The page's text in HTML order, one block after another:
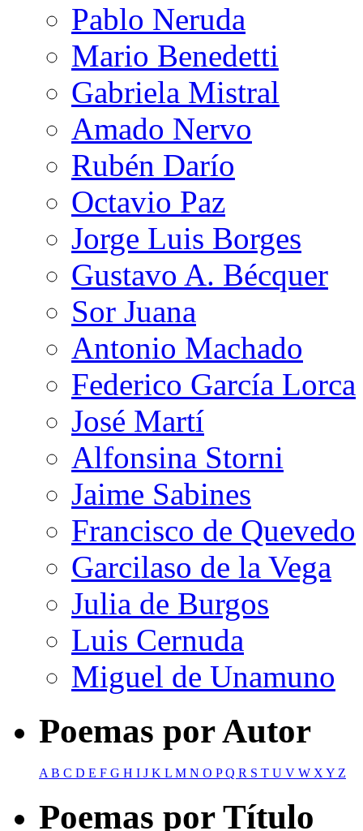
Pablo Neruda
Mario Benedetti
Gabriela Mistral
Amado Nervo
Rubén Darío
Octavio Paz
Jorge Luis Borges
Gustavo A. Bécquer
Sor Juana
Antonio Machado
Federico García Lorca
José Martí
Alfonsina Storni
Jaime Sabines
Francisco de Quevedo
Garcilaso de la Vega
Julia de Burgos
Luis Cernuda
Miguel de Unamuno
Poemas por Autor
AB C D E F G H I J K L M N O PQ R S T U V W XY Z
Poemas por Título